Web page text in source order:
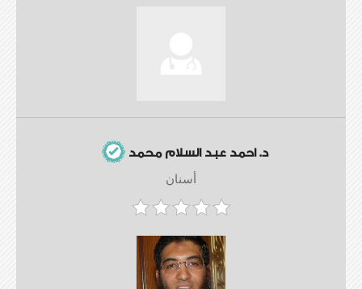
د. احمد عبد السلام محمد
أسنان